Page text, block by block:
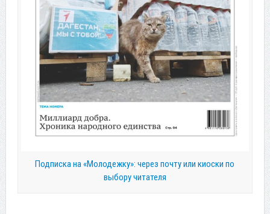
Подписка на «Молодежку»: через почту или киоски по
выбору читателя